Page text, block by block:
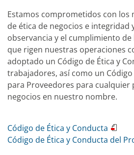
Estamos comprometidos con los
de ética de negocios e integridad
observancia y el cumplimiento
que rigen nuestras operaciones
adoptado un Código de Ética y
trabajadores, así como un
para Proveedores para cualquier
negocios en nuestro nombre.
Código de Ética y Conducta
Código de Ética y Conducta del